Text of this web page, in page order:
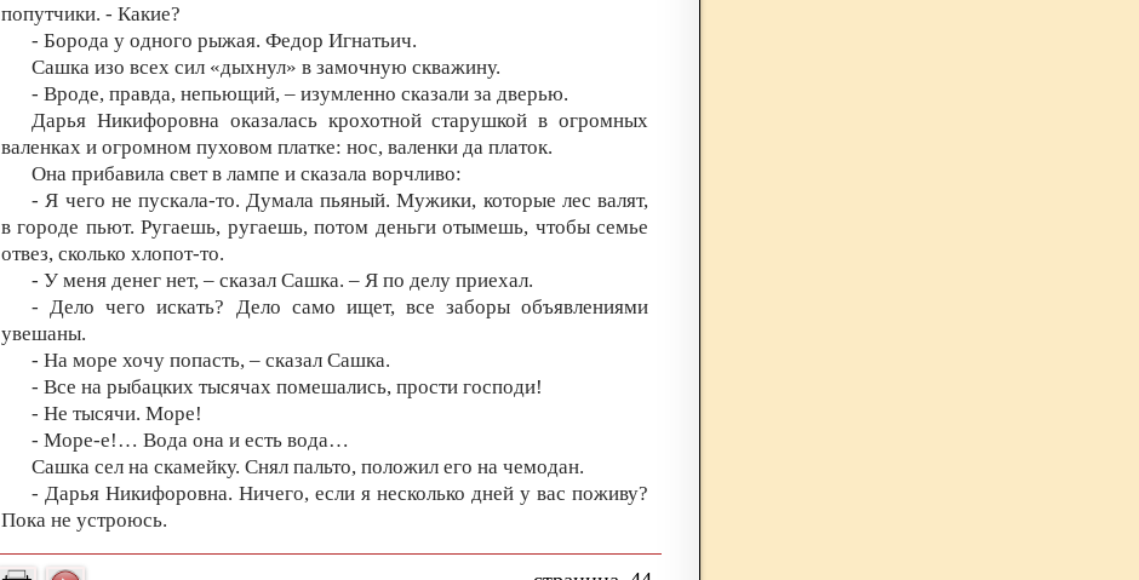
попутчики. - Какие?
- Борода у одного рыжая. Федор Игнатьич.
Сашка изо всех сил «дыхнул» в замочную скважину.
- Вроде, правда, непьющий, – изумленно сказали за дверью.
Дарья Никифоровна оказалась крохотной старушкой в огромных
валенках и огромном пуховом платке: нос, валенки да платок.
Она прибавила свет в лампе и сказала ворчливо:
- Я чего не пускала-то. Думала пьяный. Мужики, которые лес валят,
в городе пьют. Ругаешь, ругаешь, потом деньги отымешь, чтобы семье
отвез, сколько хлопот-то.
- У меня денег нет, – сказал Сашка. – Я по делу приехал.
- Дело чего искать? Дело само ищет, все заборы объявлениями
увешаны.
- На море хочу попасть, – сказал Сашка.
- Все на рыбацких тысячах помешались, прости господи!
- Не тысячи. Море!
- Море-е!… Вода она и есть вода…
Сашка сел на скамейку. Снял пальто, положил его на чемодан.
- Дарья Никифоровна. Ничего, если я несколько дней у вас поживу?
Пока не устроюсь.